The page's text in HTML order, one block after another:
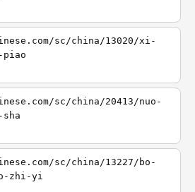
sc/china/13020/xi-
piao
sc/china/20413/nuo-
sc/china/13227/bo-
zhi-yi